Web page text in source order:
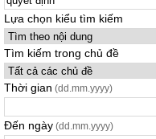
Lựa chọn kiểu tìm kiếm
Tìm kiếm trong chủ đề
Thời gian (dd.mm.yyyy)
Đến ngày (dd.mm.yyyy)